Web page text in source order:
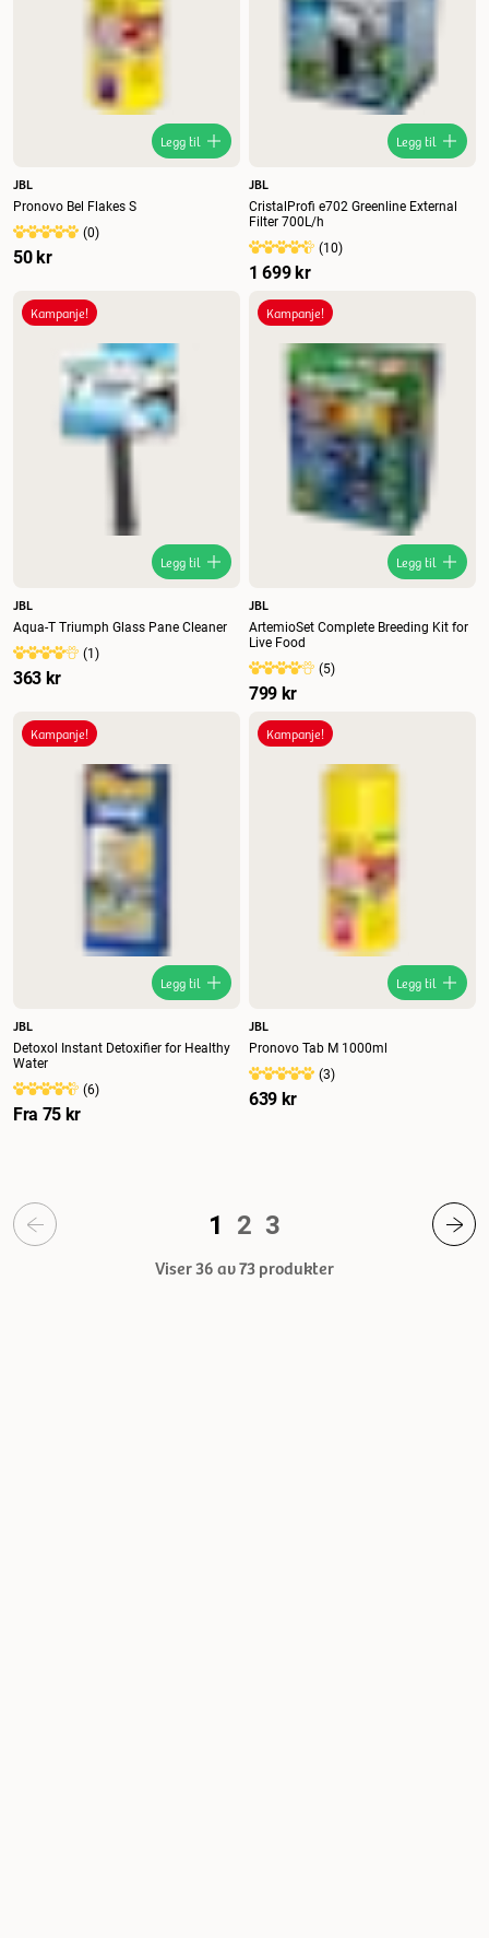
Legg til
JBL
Pronovo Bel Flakes S
(0)
50 kr
Legg til
JBL
CristalProfi e702 Greenline External
Filter 700L/h
(10)
1 699 kr
Kampanje!
Legg til
JBL
Aqua-T Triumph Glass Pane Cleaner
(1)
363 kr
Kampanje!
Legg til
JBL
ArtemioSet Complete Breeding Kit for
Live Food
(5)
799 kr
Kampanje!
Legg til
JBL
Detoxol Instant Detoxifier for Healthy
Water
(6)
Fra 75 kr
Kampanje!
Legg til
JBL
Pronovo Tab M 1000ml
(3)
639 kr
1 2 3
Viser 36 av 73produkter